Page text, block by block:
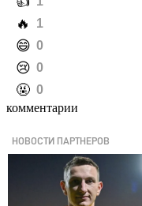
️🔥 1
️😄 0
️😢 0
️🤬 0
комментарии